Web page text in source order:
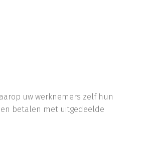
uw werknemers zelf hun
betalen met uitgedeelde